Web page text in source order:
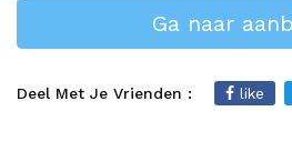
Ga naar
Deel Met Je Vrienden : like